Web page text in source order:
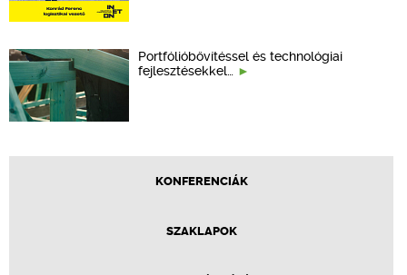
Portfólióbővítéssel és technológiai
fejlesztésekkel…
KONFERENCIÁK
SZAKLAPOK